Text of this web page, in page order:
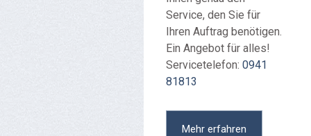
Service, den Sie für
Ihren Auftrag benötigen.
Ein Angebot für alles!
Servicetelefon: 0941
81813
Mehr erfahren